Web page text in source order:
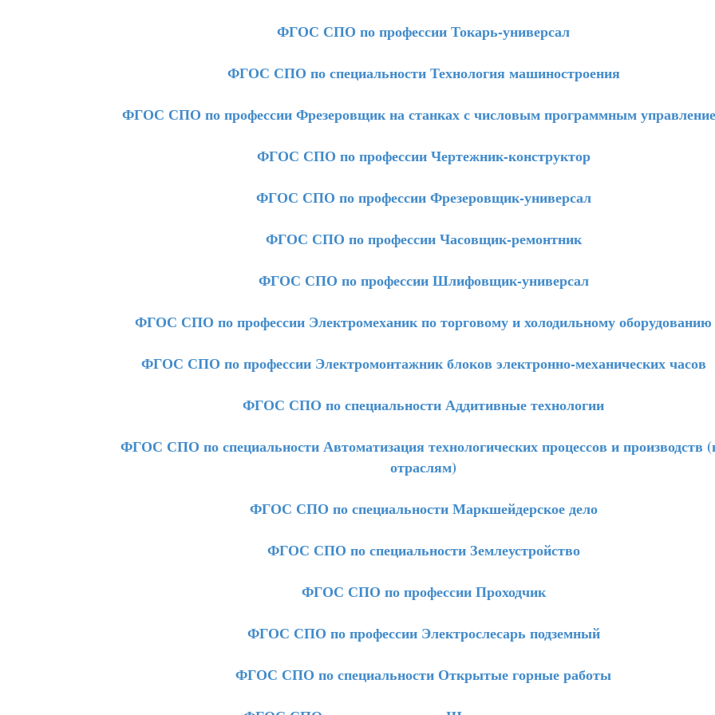
ФГОС СПО по профессии Токарь-универсал
ФГОС СПО по специальности Технология машиностроения
ФГОС СПО по профессии Фрезеровщик на станках с числовым программным
ФГОС СПО по профессии Чертежник-конструктор
ФГОС СПО по профессии Фрезеровщик-универсал
ФГОС СПО по профессии Часовщик-ремонтник
ФГОС СПО по профессии Шлифовщик-универсал
ФГОС СПО по профессии Электромеханик по торговому и холодильному оборудованию
ФГОС СПО по профессии Электромонтажник блоков электронно-механических часов
ФГОС СПО по специальности Аддитивные технологии
ФГОС СПО по специальности Автоматизация технологических процессов и производств
отраслям)
ФГОС СПО по специальности Маркшейдерское дело
ФГОС СПО по специальности Землеустройство
ФГОС СПО по профессии Проходчик
ФГОС СПО по профессии Электрослесарь подземный
ФГОС СПО по специальности Открытые горные работы